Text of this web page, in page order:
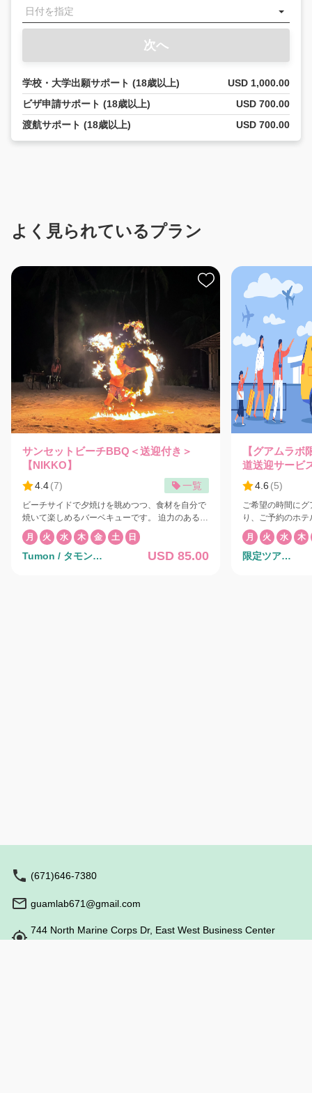
次へ
学校・大学出願サポート (18歳以上)
USD 1,000.00
ビザ申請サポート (18歳以上)
USD 700.00
渡航サポート (18歳以上)
USD 700.00
よく見られているプラン
サンセットビーチBBQ＜送迎付き＞
【NIKKO】
4.4(7) 一覧
ビーチサイドで夕焼けを眺めつつ、食材を自分で
焼いて楽しめるバーベキューです。 迫力のあるフ
ァイヤーダンス、ポリネシアンショーも目の前で
鑑賞できます。 夕暮れ時のビーチサイドでのディ
ナーをダンスショーとともにお楽しみください。
ホテルニッコーグアムまたはザ・ツバキタワーの
リゾナレ 5:30pm ヒルトン 5:35pm
ラ・クラウン・ホリデーリゾート 5:45pm グラ
ラザホテルとなります。 ハイアット 5:55pm デ
月 火 水 木 金 土 日
Tumon / タモン地
USD 85.00
【グアムラ
道送迎サービ
4.6 (5)
ご希望の時間に
り、ご予約のホ
でお送りします
なります。 料金にはお一人1個のスーツケースが
含まれます。追
月 火 水 木
限定ツア
(671)646-7380
guamlab671@gmail.com
744 North Marine Corps Dr, East West Business Center